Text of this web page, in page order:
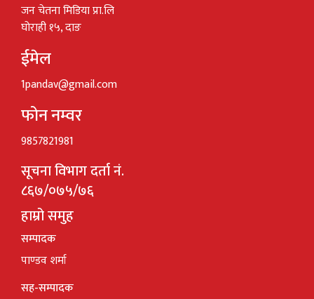
जन चेतना मिडिया प्रा.लि
घोराही १५, दाङ
ईमेल
1pandav@gmail.com
फोन नम्वर
9857821981
सूचना विभाग दर्ता नं.
८६७/०७५/७६
हाम्रो समुह
सम्पादक
पाण्डव शर्मा
सह-सम्पादक